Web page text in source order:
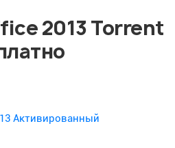
2013 Torrent
Активированный